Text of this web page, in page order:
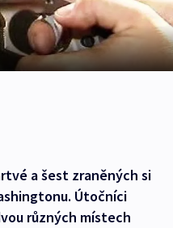
a šest zraněných si
Útočníci
různých místech